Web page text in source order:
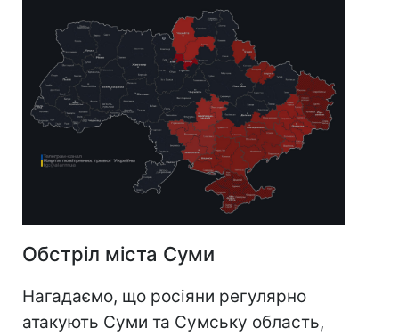
Обстріл міста Суми
Нагадаємо, що росіяни регулярно
атакують Суми та Сумську область,